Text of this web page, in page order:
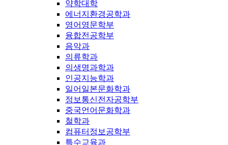
약학대학
에너지환경공학과
영어영문학부
융합전공학부
음악과
의류학과
의생명과학과
인공지능학과
일어일본문화학과
정보통신전자공학부
중국언어문화학과
철학과
컴퓨터정보공학부
특수교육과